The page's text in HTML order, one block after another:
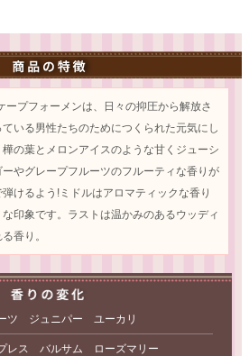
ープフォーメンは、日々の抑圧から解放さ
いる男性たちのためにつくられた元気にし
の葉とメロンアイスのような甘くジューシ
やグレープフルーツのフルーティな香りが
けるよう!ミドルはアロマティックな香り
印象です。ラストは温かみのあるウッディ
香り。
ツ ジュニパー ユーカリ
レス バルサム ローズマリー